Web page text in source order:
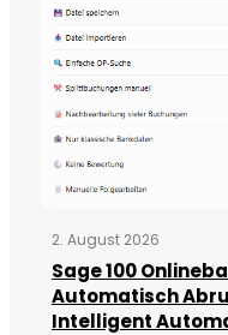
2. August 2026
Sage 100
Automatisch
Intelligent